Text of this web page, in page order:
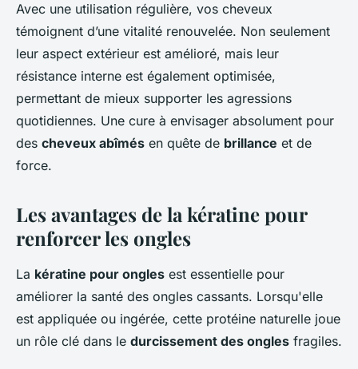
Avec une utilisation régulière, vos cheveux
témoignent d’une vitalité renouvelée. Non seulement
leur aspect extérieur est amélioré, mais leur
résistance interne est également optimisée,
permettant de mieux supporter les agressions
quotidiennes. Une cure à envisager absolument pour
des cheveux abîmés en quête de brillance et de
force.
Les avantages de la kératine pour
renforcer les ongles
La kératine pour ongles est essentielle pour
améliorer la santé des ongles cassants. Lorsqu'elle
est appliquée ou ingérée, cette protéine naturelle joue
un rôle clé dans le durcissement des ongles fragiles.